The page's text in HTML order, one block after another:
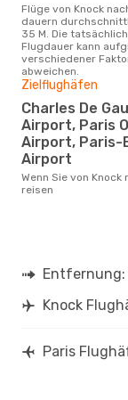
Flüge von Knock nach Paris
dauern
35 M. Die
Flugdauer kann
verschiedener
abweichen.
Zielflughäfen
Charles De Gaulle
Airport, Paris
Airport, Paris-
Airport
Wenn Sie von Knock nach Paris
reisen
Entfernung:
Knock
Paris